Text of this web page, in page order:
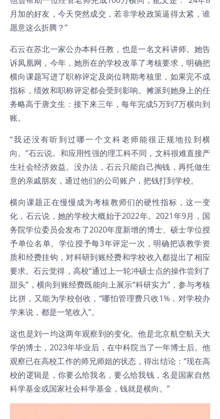
月加的好友，今天突然成交，若非学校政策逼得太紧，谁
愿意这么折腾？”
石云在苏北一家公办本科任教，也是一名文科讲师。她告
诉凤凰网，今年，她所在的学校改革了考核要求，明确把
横向课题写进了职称评定及岗位聘期考核里，如果完不成
指标，绩效和职称评定都会受到影响。摊派到她身上的任
务略高于唐文生：接下来三年，每年完成5万到7万横向到
账。
“我还没有听到过哪一个文科老师能很正规地拉到横
向。”石云说。和应用性强的理工科不同，文科很难直接产
生社会经济效益。没办法，石云只能自己掏钱，再托做生
意的亲戚朋友，通过他们的公司账户，把钱打到学校。
横向课题正在慢慢成为考核教师们的硬性指标，这一变
化，石云说，她的学校大概始于2022年。2021年9月，国
务院学位委员会发布了2020年度新增的博士、硕士学位授
予单位名单。学位授予每3年评定一次，明确把该教学资
质和经费挂钩，对科研到账经费和学校收入都提出了相应
要求。石云觉得，高校“通过上一轮冲硕士点的操作尝到了
甜头”，横向到账经费既能向上展示“科研实力”，参与考核
比拼，又能为学校创收，“哪怕管理费只收1%，对学校办
学来说，都是一笔收入”。
这也是刘一均这两年观察到的变化。他是北京航空航天大
学的博士，2023年毕业后，在中科院当了一年博士后。他
观察已在高校工作的师兄师姐的状态，得出结论：“现在高
校的逻辑是，你要么给我名，要么给我钱，名是国家自然
科学基金或国家社会科学基金，钱就是横向。”